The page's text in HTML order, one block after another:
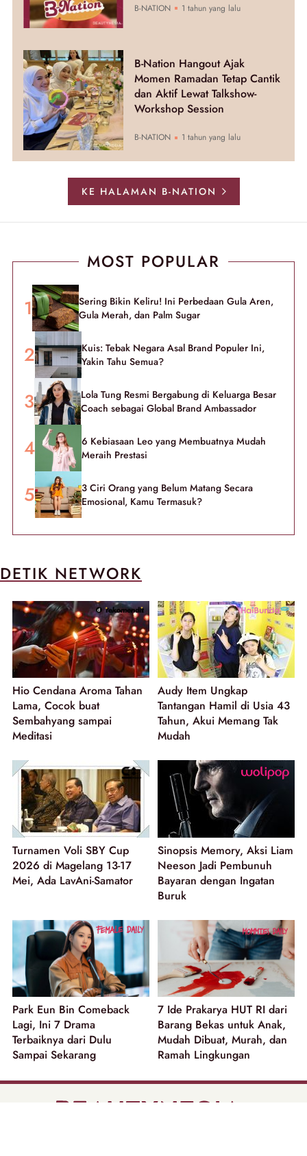
B-NATION 1 tahun yang lalu
B-Nation Hangout Ajak
Momen Ramadan Tetap Cantik
dan Aktif Lewat Talkshow-
Workshop Session
B-NATION 1 tahun yang lalu
KE HALAMAN B-NATION
MOST POPULAR
Sering Bikin Keliru! Ini Perbedaan Gula Aren,
Gula Merah, dan Palm Sugar
Kuis: Tebak Negara Asal Brand Populer Ini,
Yakin Tahu Semua?
Lola Tung Resmi Bergabung di Keluarga Besar
Coach sebagai Global Brand Ambassador
6 Kebiasaan Leo yang Membuatnya Mudah
Meraih Prestasi
3 Ciri Orang yang Belum Matang Secara
Emosional, Kamu Termasuk?
DETIK NETWORK
Hio Cendana Aroma Tahan
Lama, Cocok buat
Sembahyang sampai
Meditasi
Audy Item Ungkap
Tantangan Hamil di Usia 43
Tahun, Akui Memang Tak
Mudah
Turnamen Voli SBY Cup
2026 di Magelang 13-17
Mei, Ada LavAni-Samator
Sinopsis Memory, Aksi Liam
Neeson Jadi Pembunuh
Bayaran dengan Ingatan
Buruk
Park Eun Bin Comeback
Lagi, Ini 7 Drama
Terbaiknya dari Dulu
Sampai Sekarang
7 Ide Prakarya HUT RI dari
Barang Bekas untuk Anak,
Mudah Dibuat, Murah, dan
Ramah Lingkungan